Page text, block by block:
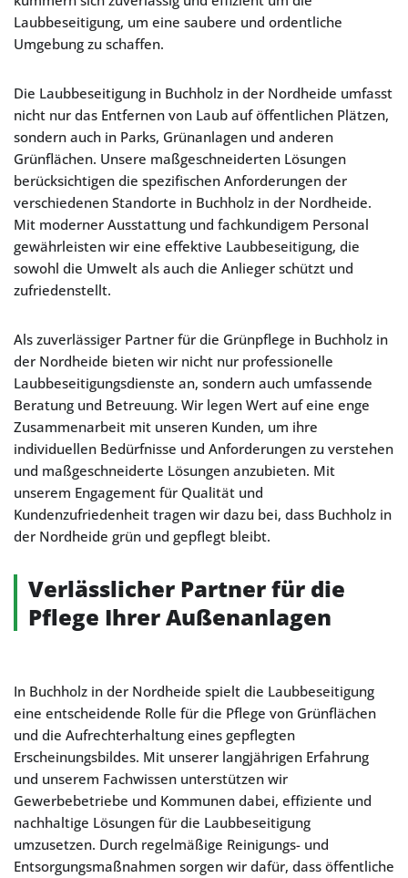
Laubbeseitigung, um eine saubere und ordentliche
Umgebung zu schaffen.
Die Laubbeseitigung in Buchholz in der Nordheide umfasst
nicht nur das Entfernen von Laub auf öffentlichen Plätzen,
sondern auch in Parks, Grünanlagen und anderen
Grünflächen. Unsere maßgeschneiderten Lösungen
berücksichtigen die spezifischen Anforderungen der
verschiedenen Standorte in Buchholz in der Nordheide.
Mit moderner Ausstattung und fachkundigem Personal
gewährleisten wir eine effektive Laubbeseitigung, die
sowohl die Umwelt als auch die Anlieger schützt und
zufriedenstellt.
Als zuverlässiger Partner für die Grünpflege in Buchholz in
der Nordheide bieten wir nicht nur professionelle
Laubbeseitigungsdienste an, sondern auch umfassende
Beratung und Betreuung. Wir legen Wert auf eine enge
Zusammenarbeit mit unseren Kunden, um ihre
individuellen Bedürfnisse und Anforderungen zu verstehen
und maßgeschneiderte Lösungen anzubieten. Mit
unserem Engagement für Qualität und
Kundenzufriedenheit tragen wir dazu bei, dass Buchholz in
der Nordheide grün und gepflegt bleibt.
Verlässlicher Partner für die
Pflege Ihrer Außenanlagen
In Buchholz in der Nordheide spielt die Laubbeseitigung
eine entscheidende Rolle für die Pflege von Grünflächen
und die Aufrechterhaltung eines gepflegten
Erscheinungsbildes. Mit unserer langjährigen Erfahrung
und unserem Fachwissen unterstützen wir
Gewerbebetriebe und Kommunen dabei, effiziente und
nachhaltige Lösungen für die Laubbeseitigung
umzusetzen. Durch regelmäßige Reinigungs- und
Entsorgungsmaßnahmen sorgen wir dafür, dass öffentliche